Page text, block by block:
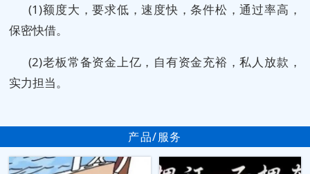
(1)额度大，要求低，速度快，条件松，通过率高，
保密快借。
(2)老板常备资金上亿，自有资金充裕，私人放款，
实力担当。
产品/服务